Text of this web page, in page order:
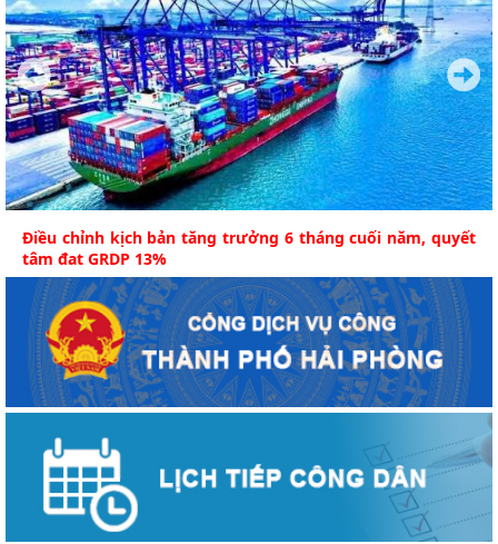
Điều chỉnh kịch bản tăng trưởng 6 tháng cuối năm, quyết
tâm đạt GRDP 13%